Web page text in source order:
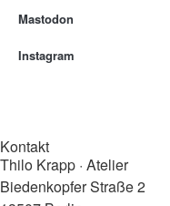
Mastodon
Instagram
Kontakt
Thilo Krapp · Atelier
Biedenkopfer Straße 2